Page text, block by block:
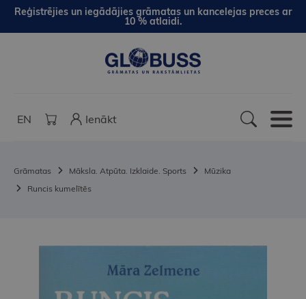
Reģistrējies un iegādājies grāmatas un kancelejas preces ar
10 % atlaidi.
EN Ienākt
Grāmatas Māksla. Atpūta. Izklaide. Sports
Mūzika
Runcis kumelītēs